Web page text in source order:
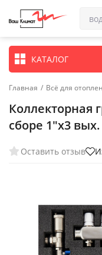
КАТАЛОГ
Главная / Всё для
Коллекторная
сборе 1"х3
Оставить отзыв